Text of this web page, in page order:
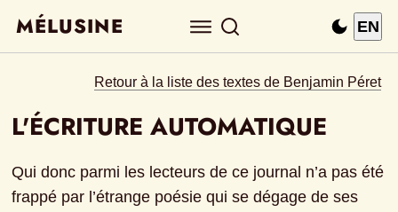
MÉLUSINE EN
Retour à la liste des textes de Benjamin Péret
L'ÉCRITURE AUTOMATIQUE
Qui donc parmi les lecteurs de ce journal n’a pas été
frappé par l’étrange poésie qui se dégage de ses